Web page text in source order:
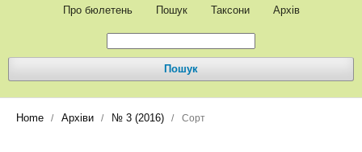
Про бюлетень Пошук Таксони Архів
Пошук
Home / Архіви / № 3 (2016) / Сорт